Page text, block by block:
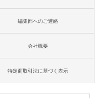
編集部へのご連絡
会社概要
特定商取引法に基づく表示